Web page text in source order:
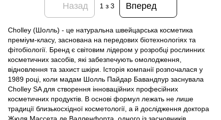
Назад 1з 3 Вперед
Cholley (Шолль) - це натуральна швейцарська косметика
преміум-класу, заснована на передових біотехнологіях та
фітобіології. Бренд є світовим лідером у розробці рослинних
косметичних засобів, які забезпечують омолодження,
відновлення та захист шкіри. Історія компанії розпочалася у
1989 році, коли мадам Шолль Пайдар Бавандпур заснувала
Cholley SA для створення інноваційних професійних
косметичних продуктів. В основі формул лежать не лише
традиції близькосхідної косметології, а й дослідження доктора